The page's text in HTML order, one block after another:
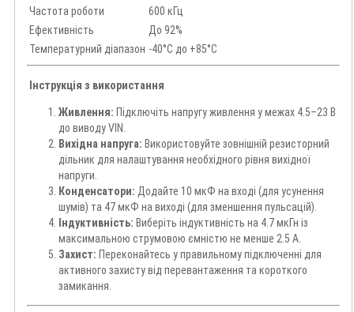
Частота роботи
600 кГц
Ефективність
До 92%
Температурний діапазон -40°C до +85°C
Інструкція з використання
Живлення: Підключіть напругу живлення у межах 4.5–23 В
до виводу VIN.
Вихідна напруга: Використовуйте зовнішній резисторний
дільник для налаштування необхідного рівня вихідної
напруги.
Конденсатори: Додайте 10 мкФ на вході (для усунення
шумів) та 47 мкФ на виході (для зменшення пульсацій).
Індуктивність: Виберіть індуктивність на 4.7 мкГн із
максимальною струмовою ємністю не менше 2.5 А.
Захист: Переконайтесь у правильному підключенні для
активного захисту від перевантаження та короткого
замикання.